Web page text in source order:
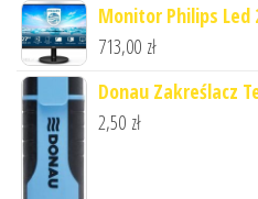
Monitor Philips Led
713,00 zł
Donau Zakreślacz
2,50 zł